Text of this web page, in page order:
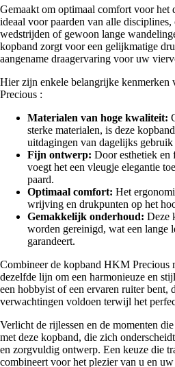
Gemaakt om optimaal comfort voor het
ideaal voor paarden van alle
wedstrijden of gewoon lange
kopband zorgt voor een gelijkmatige
aangename draagervaring voor uw
Hier zijn enkele belangrijke
Precious :
Materialen van hoge kwaliteit:
sterke materialen, is deze
uitdagingen van dagelijks gebruik
Fijn ontwerp: Door esthetiek en
voegt het een vleugje elegantie
paard.
Optimaal comfort: Het
wrijving en drukpunten op het
Gemakkelijk onderhoud: Deze
worden gereinigd, wat een lange
garandeert.
Combineer de kopband HKM Precious
dezelfde lijn om een harmonieuze en
een hobbyist of een ervaren ruiter bent,
verwachtingen voldoen terwijl het
Verlicht de rijlessen en de momenten
met deze kopband, die zich
en zorgvuldig ontwerp. Een keuze die
combineert voor het plezier van u en uw